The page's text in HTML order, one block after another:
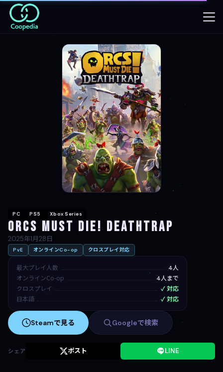
PC PS5 Xbox Series
Orcs Must Die! Deathtrap
2025年1月28日
PvE オンラインCo-op クロスプレイ対応
最大プレイ人数 4人
オンラインCo-op 4人まで
クロスプレイ ✓ 対応
日本語 ✓ 対応
Steamで見る Googleで検索
シェア ポスト LINE